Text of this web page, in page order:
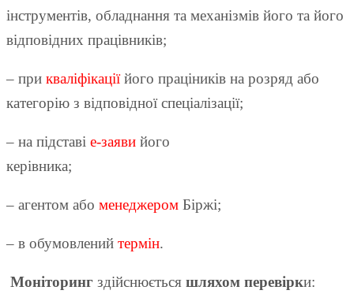
інструментів, обладнання та механізмів його та його
відповідних працівників;
– при кваліфікаціїйого праціників на розряд або
категорію з відповідної спеціалізації;
– на підставі е-заяви його
керівника;
– агентом або менеджером Біржі;
– в обумовлений термін.
Моніторинг здійснюється шляхом перевірки: